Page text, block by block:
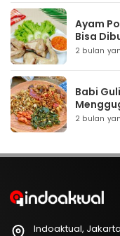
Ayam
Bisa
2 bulan
Babi
2 bulan
Indoaktual,